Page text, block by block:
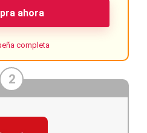
ahora
completa
2